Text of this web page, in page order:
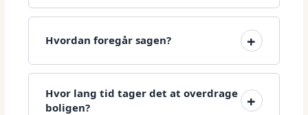
Hvordan foregår sagen?
Hvor lang tid tager det at overdrage
boligen?